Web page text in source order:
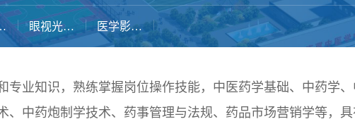
技术 眼视光与配镜 医学影像技术
专业知识，熟练掌握岗位操作技能，中医药学基础、中药学
、中药炮制学技术、药事管理与法规、药品市场营销学等，